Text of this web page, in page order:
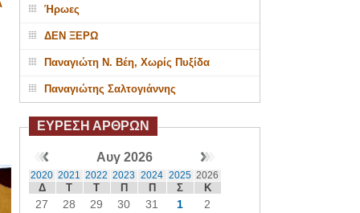
Ήρωες
ΔΕΝ ΞΕΡΩ
Παναγιώτη Ν. Βέη, Χωρίς Πυξίδα
Παναγιώτης Σαλτογιάννης
ΕΥΡΕΣΗ ΑΡΘΡΩΝ
Αυγ 2026
2020 2021 2022 2023 2024 2025 2026
Δ Τ Τ Π Π Σ Κ
27 28 29 30 31 1
2